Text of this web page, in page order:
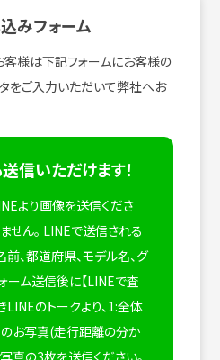
みフォーム
様は下記フォームにお客様の
をご入力いただいて弊社へお
信いただけます！
より画像を送信くださ
せん。 LINEで送信される
前、都道府県、モデル名、グ
ーム送信後に【LINEで査
LINEのトークより、1:全体
のお写真(走行距離の分か